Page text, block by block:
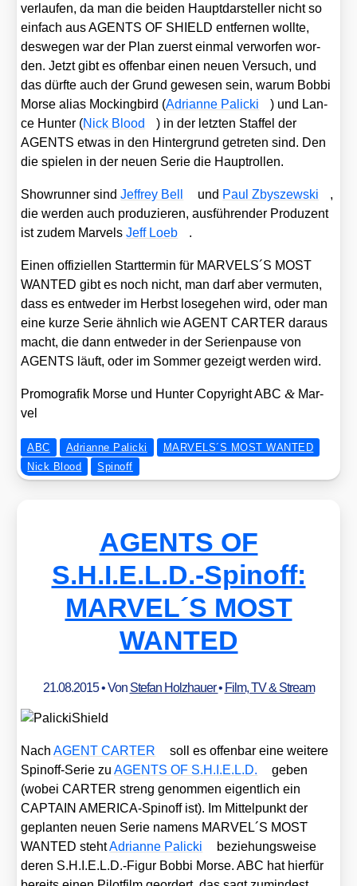
ver­lau­fen, da man die bei­den Haupt­dar­stel­ler nicht so
ein­fach aus AGENTS OF SHIELD ent­fer­nen woll­te,
des­we­gen war der Plan zuerst ein­mal ver­wor­fen wor­
den. Jetzt gibt es offen­bar einen neu­en Ver­such, und
das dürf­te auch der Grund gewe­sen sein, war­um Bob­bi
Mor­se ali­as Mocking­bird (Adri­an­ne Pali­cki
) und Lan­
ce Hun­ter (Nick Blood
) in der letz­ten Staf­fel der
AGENTS etwas in den Hin­ter­grund getre­ten sind. Den
die spie­len in der neu­en Serie die Haupt­rol­len.
Show­run­ner sindJef­frey Bell und Paul Zby­szew­ski
,
die wer­den auch pro­du­zie­ren, aus­füh­ren­der Pro­du­zent
ist zudem Mar­velsJeff Loeb .
Einen offi­zi­el­len Start­ter­min für MARVELS´S MOST
WANTED gibt es noch nicht, man darf aber ver­mu­ten,
dass es ent­we­der im Herbst lose­ge­hen wird, oder man
eine kur­ze Serie ähn­lich wie AGENT CARTER dar­aus
macht, die dann ent­we­der in der Seri­en­pau­se von
AGENTS läuft, oder im Som­mer gezeigt wer­den wird.
Pro­mo­gra­fik Mor­se und Hun­ter Copy­right ABC& Mar­
vel
ABC Adrianne Palicki
MARVELS´S MOST WANTED
Nick Blood
Spinoff
AGENTS OF
S.H.I.E.L.D.-Spinoff:
MARVEL´S MOST
WANTED
21.08.2015• Von Stefan Holzhauer• Film, TV & Stream
NachAGENT CARTER
soll es offen­bar eine wei­te­re
Spin­off-Serie zuAGENTS OF S.H.I.E.L.D.
geben
(wobei CARTER streng genom­men eigent­lich ein
CAPTAIN AME­RI­CA-Spin­off ist). Im Mit­tel­punkt der
geplan­ten neu­en Serie namens MARVEL´S MOST
WANTED stehtAdri­an­ne Pali­cki
bezie­hungs­wei­se
deren S.H.I.E.L.D.-Figur Bob­bi Mor­se. ABC hat hier­für